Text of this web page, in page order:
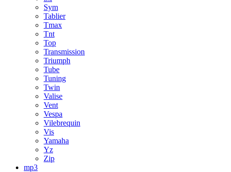
Sym
Tablier
Tmax
Tnt
Top
Transmission
Triumph
Tube
Tuning
Twin
Valise
Vent
Vespa
Vilebrequin
Vis
Yamaha
Yz
Zip
mp3